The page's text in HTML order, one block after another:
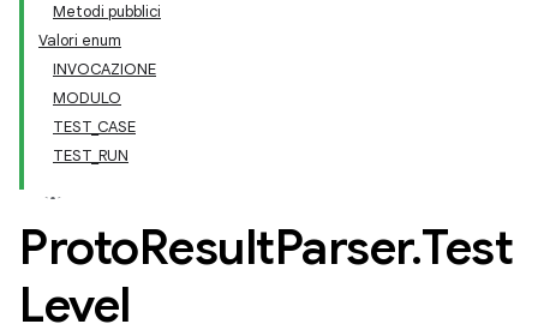
Metodi pubblici
Valori enum
INVOCAZIONE
MODULO
TEST_CASE
TEST_RUN
ProtoResultParser.Test
Level